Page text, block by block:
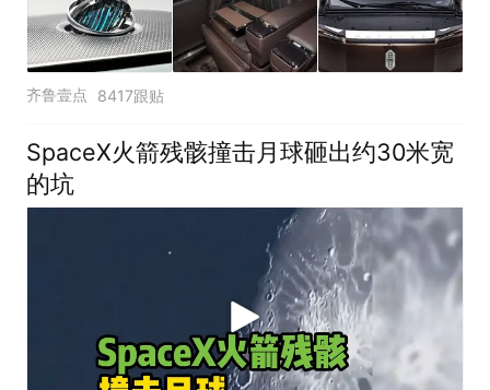
齐鲁壹点 8417跟贴
SpaceX火箭残骸撞击月球砸出约30米宽
的坑